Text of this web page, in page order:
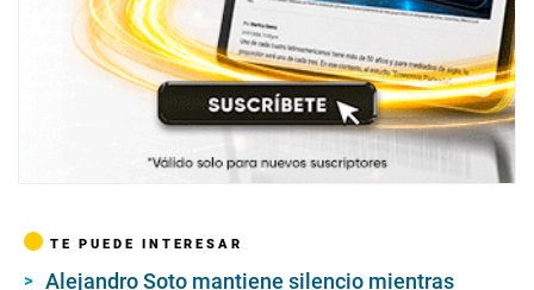
TE PUEDE INTERESAR
Alejandro Soto mantiene silencio mientras